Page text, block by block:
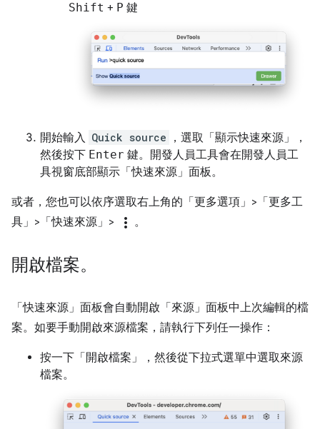
Shift + P 鍵
開始輸入 Quick source ，選取「顯示快速來源」
，
然後按下 Enter 鍵。開發人員工具會在開發人員工
具視窗底部顯示「快速來源」 面板。
或者，您也可以依序選取右上角的「更多選項」 >「更多工
具」 >「快速來源」 > more_vert 。
開啟檔案。
「快速來源」 面板會自動開啟「來源」 面板中上次編輯的檔
案。如要手動開啟來源檔案，請執行下列任一操作：
按一下「開啟檔案」
，然後從下拉式選單中選取來源
檔案。